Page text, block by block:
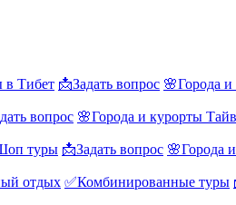
в Тибет 📩Задать вопрос 🌸Города
вопрос 🌸Города и курорты
туры 📩Задать вопрос 🌸Города
отдых ✅Комбинированные туры